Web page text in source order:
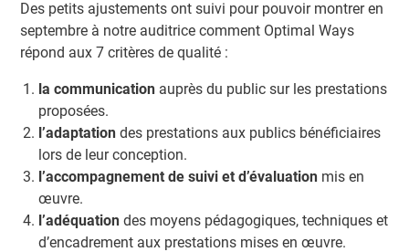
Des petits ajustements ont suivi pour pouvoir montrer en
septembre à notre auditrice comment Optimal Ways
répond aux 7 critères de qualité :
la communication auprès du public sur les prestations
proposées.
l’adaptationdes prestations aux publics bénéficiaires
lors de leur conception.
l’accompagnement de suivi et d’évaluation mis en
œuvre.
l’adéquation des moyens pédagogiques, techniques et
d’encadrement aux prestations mises en œuvre.